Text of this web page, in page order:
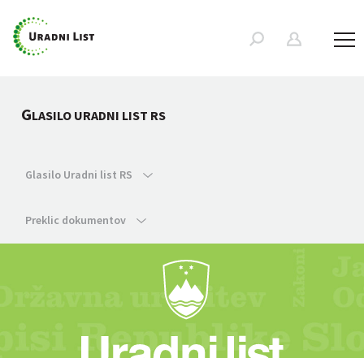
GLASILO URADNI LIST RS
Glasilo Uradni list RS
Preklic dokumentov